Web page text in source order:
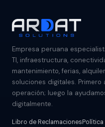
Empresa peruana
TI, infraestructura,
mantenimiento, ferias,
soluciones digitales. Primero
operación; luego la
digitalmente.
Libro de ReclamacionesPolítica